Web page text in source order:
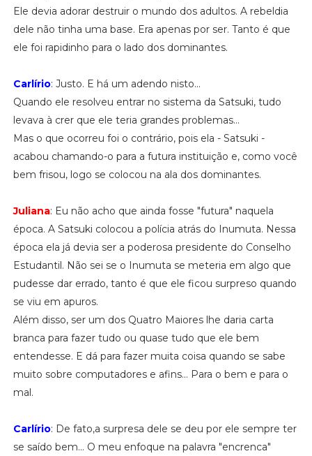
Ele devia adorar destruir o mundo dos adultos. A rebeldia
dele não tinha uma base. Era apenas por ser. Tanto é que
ele foi rapidinho para o lado dos dominantes.
Carlírio: Justo. E há um adendo nisto...
Quando ele resolveu entrar no sistema da Satsuki, tudo
levava à crer que ele teria grandes problemas...
Mas o que ocorreu foi o contrário, pois ela - Satsuki -
acabou chamando-o para a futura instituição e, como você
bem frisou, logo se colocou na ala dos dominantes.
Juliana: Eu não acho que ainda fosse "futura" naquela
época. A Satsuki colocou a polícia atrás do Inumuta. Nessa
época ela já devia ser a poderosa presidente do Conselho
Estudantil. Não sei se o Inumuta se meteria em algo que
pudesse dar errado, tanto é que ele ficou surpreso quando
se viu em apuros.
Além disso, ser um dos Quatro Maiores lhe daria carta
branca para fazer tudo ou quase tudo que ele bem
entendesse. E dá para fazer muita coisa quando se sabe
muito sobre computadores e afins... Para o bem e para o
mal.
Carlírio: De fato,a surpresa dele se deu por ele sempre ter
se saído bem... O meu enfoque na palavra "encrenca"